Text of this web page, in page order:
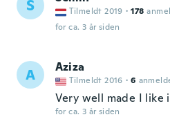
S Tilmeldt 2019 · 178
for ca. 3 år siden
A Aziza
Tilmeldt 2016 · 6
Very well made I like
for ca. 3 år siden